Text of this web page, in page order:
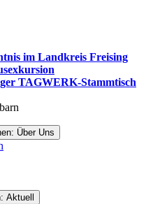
im Landkreis Freising
TAGWERK-Stammtisch
Über Uns
Aktuell